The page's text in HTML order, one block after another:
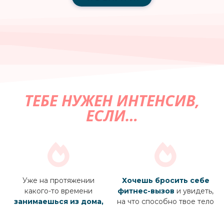
ТЕБЕ НУЖЕН ИНТЕНСИВ,
ЕСЛИ…
Уже на протяжении
какого-то времени
занимаешься из дома,
Хочешь бросить себе
фитнес-вызов и увидеть,
на что способно твое тело